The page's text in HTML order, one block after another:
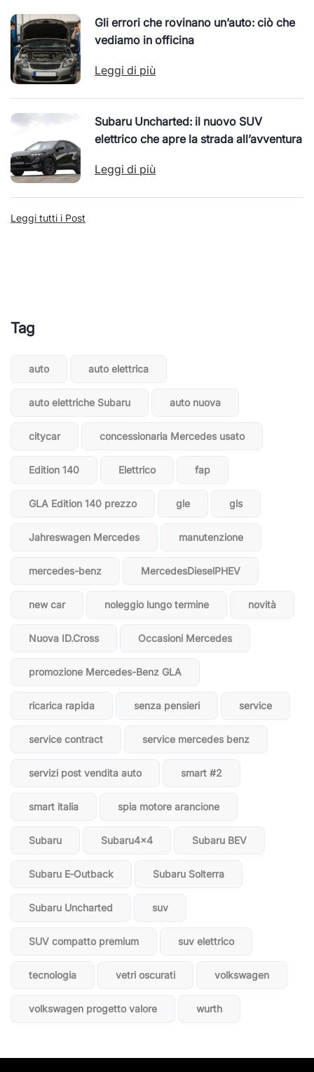
Gli errori che rovinano un’auto: ciò che
vediamo in officina
Leggi di più
Subaru Uncharted: il nuovo SUV
elettrico che apre la strada all’avventura
Leggi di più
Leggi tutti i Post
Tag
auto auto elettrica
auto elettriche Subaru auto nuova
citycar concessionaria Mercedes usato
Edition 140 Elettrico fap
GLA Edition 140 prezzo gle gls
Jahreswagen Mercedes manutenzione
mercedes-benz MercedesDieselPHEV
new car noleggio lungo termine novità
Nuova ID.Cross Occasioni Mercedes
promozione Mercedes-Benz GLA
ricarica rapida senza pensieri service
service contract service mercedes benz
servizi post vendita auto smart #2
smart italia spia motore arancione
Subaru Subaru4x4 Subaru BEV
Subaru E‑Outback Subaru Solterra
Subaru Uncharted suv
SUV compatto premium suv elettrico
tecnologia vetri oscurati volkswagen
volkswagen progetto valore wurth